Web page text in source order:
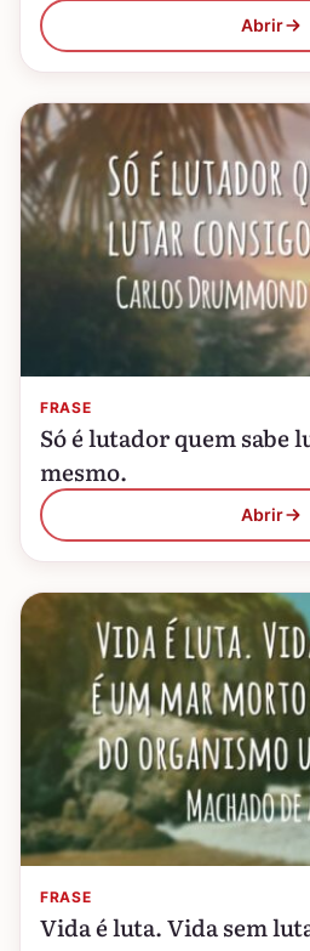
Abrir
FRASE
Só é lutador quem sabe
mesmo.
Abrir
FRASE
Vida é luta. Vida sem